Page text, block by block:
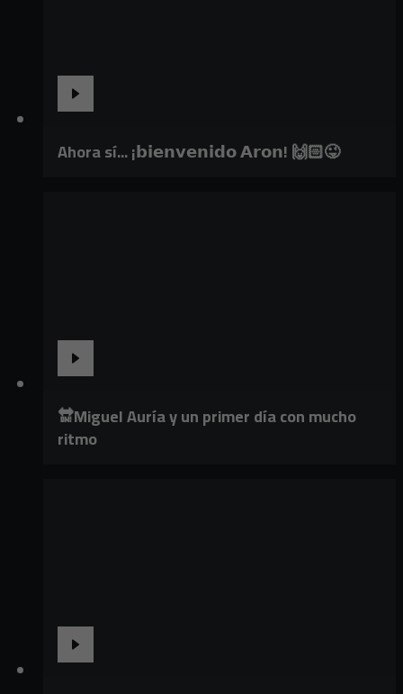
Ahora sí... ¡𝗯𝗶𝗲𝗻𝘃𝗲𝗻𝗶𝗱𝗼 𝗔𝗿𝗼𝗻! 🙌🏻😜
🔛Miguel Auría y un primer día con mucho
ritmo